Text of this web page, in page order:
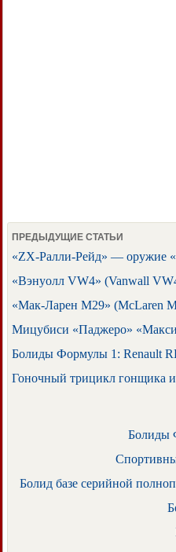
ПРЕДЫДУЩИЕ СТАТЬИ
«ZX-Ралли-Рейд» — оружие
«Вэнуолл VW4» (Vanwall
«Мак-Ларен M29» (McLaren
Мицубиси «Паджеро»
Болиды Формулы 1: Renault
Гоночный трицикл гонщика
Болиды
Болид базе серийной